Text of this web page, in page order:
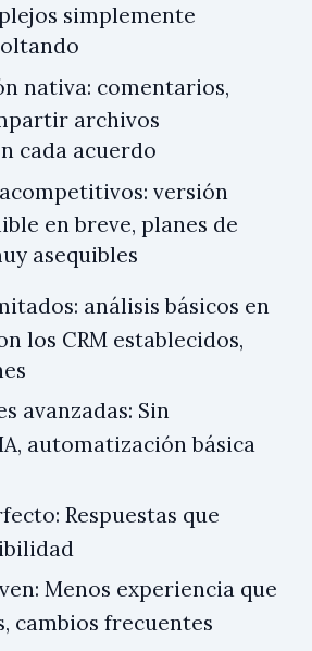
simplemente
nativa: comentarios,
archivos
cada acuerdo
versión
en breve, planes de
asequibles
análisis básicos en
los CRM establecidos,
avanzadas: Sin
automatización básica
Respuestas que
Menos experiencia que
cambios frecuentes